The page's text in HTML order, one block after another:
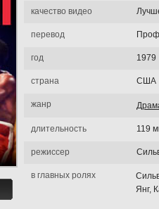
качество видео
перевод
год 1979
страна США
жанр
длительность 119
режиссер
в главных ролях
Янг,